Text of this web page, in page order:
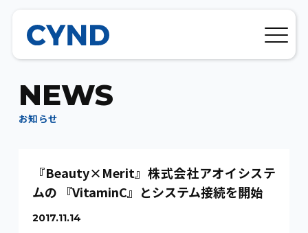
NEWS
お知 らせ
『Beauty×Merit』株式会社アオイシステ
ムの 『VitaminC』とシステム接続を開始
2017.11.14